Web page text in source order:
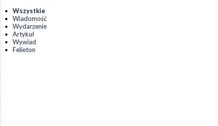
Wszystkie
Wiadomość
Wydarzenie
Artykuł
Wywiad
Felieton